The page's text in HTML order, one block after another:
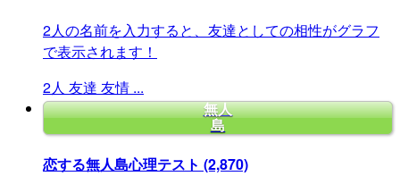
2人の名前を入力すると、友達としての相性がグラフ
で表示されます！
2人 友達 友情 ...
無人
島
恋する無人島心理テスト (2,870)